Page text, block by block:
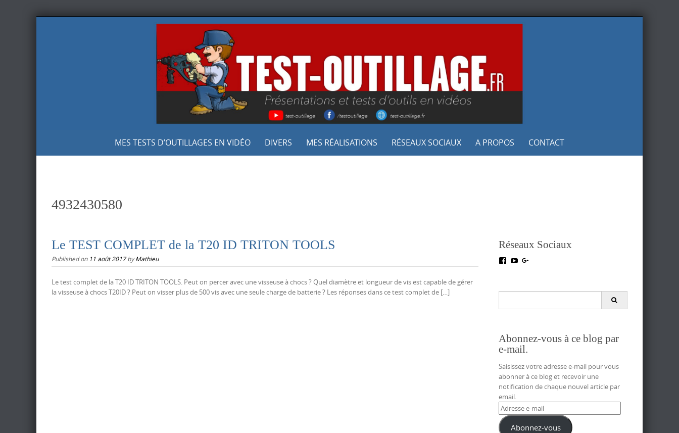
MES TESTS D’OUTILLAGES EN VIDÉO DIVERS MES RÉALISATIONS RÉSEAUX SOCIAUX A PROPOS CONTACT
4932430580
Le TEST COMPLET de la T20 ID TRITON TOOLS
Published on 11 août 2017byMathieu
Le test complet de la T20 ID TRITON TOOLS. Peut on percer avec une visseuse à chocs ? Quel diamètre et longueur de vis est capable de gérer
la visseuse à chocs T20ID ? Peut on visser plus de 500 vis avec une seule charge de batterie ? Les réponses dans ce test complet de […]
Réseaux Sociaux
Voir
testoutillage
Facebook
Voir
UC5crr0I4Ey688Hu1IMBwWRA
YouTube
+Test-
sur
Abonnez-vous à ce blog par
e-mail.
Saisissez votre adresse e-mail pour vous
abonner à ce blog et recevoir une
notification de chaque nouvel article par
email.
Adresse
e-
mail Abonnez-vous